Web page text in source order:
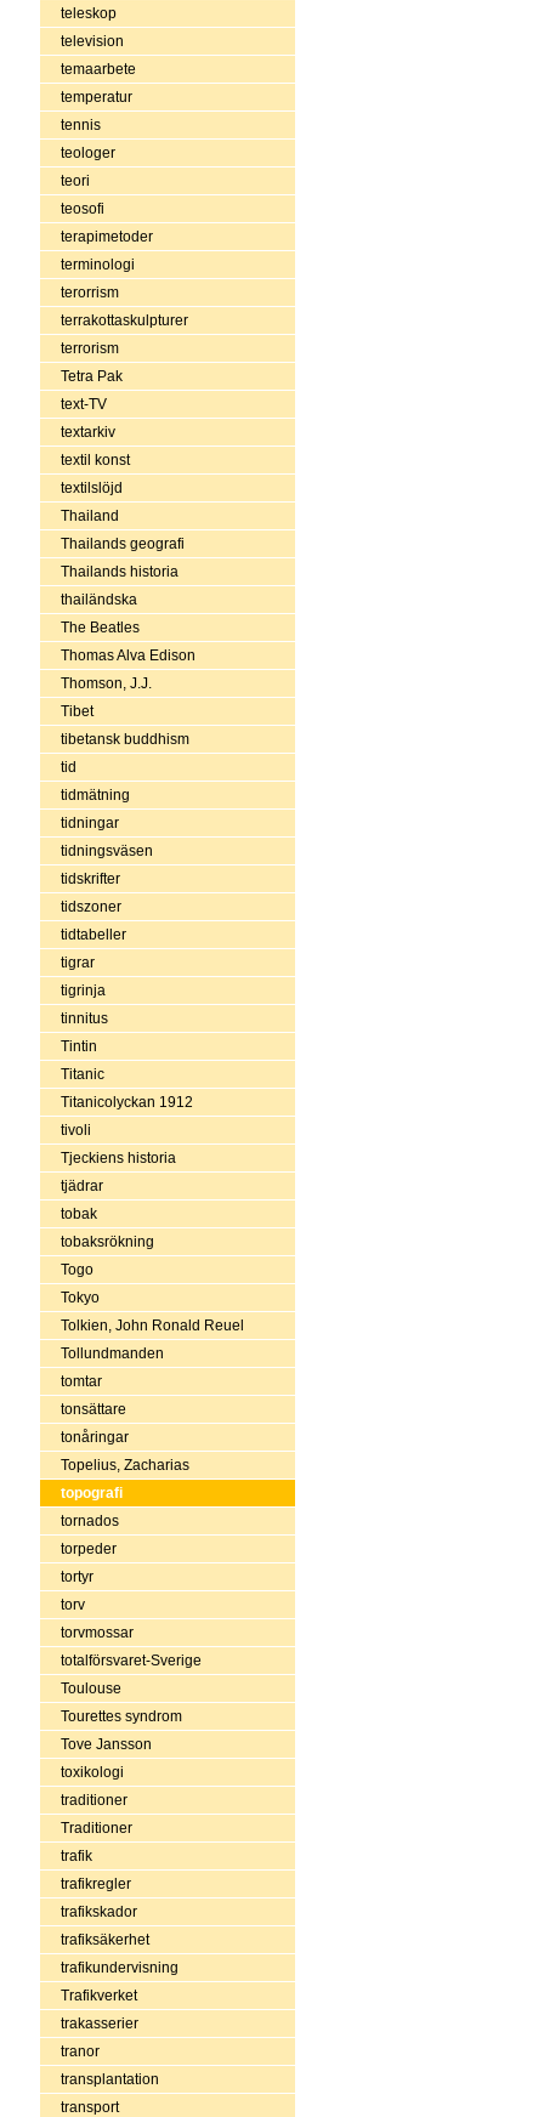
teleskop
television
temaarbete
temperatur
tennis
teologer
teori
teosofi
terapimetoder
terminologi
terorrism
terrakottaskulpturer
terrorism
Tetra Pak
text-TV
textarkiv
textil konst
textilslöjd
Thailand
Thailands geografi
Thailands historia
thailändska
The Beatles
Thomas Alva Edison
Thomson, J.J.
Tibet
tibetansk buddhism
tid
tidmätning
tidningar
tidningsväsen
tidskrifter
tidszoner
tidtabeller
tigrar
tigrinja
tinnitus
Tintin
Titanic
Titanicolyckan 1912
tivoli
Tjeckiens historia
tjädrar
tobak
tobaksrökning
Togo
Tokyo
Tolkien, John Ronald Reuel
Tollundmanden
tomtar
tonsättare
tonåringar
Topelius, Zacharias
topografi
tornados
torpeder
tortyr
torv
torvmossar
totalförsvaret-Sverige
Toulouse
Tourettes syndrom
Tove Jansson
toxikologi
traditioner
Traditioner
trafik
trafikregler
trafikskador
trafiksäkerhet
trafikundervisning
Trafikverket
trakasserier
tranor
transplantation
transport